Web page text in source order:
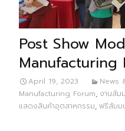
Post Show
Manufacturing
April 19, 2023 News
Manufacturing Forum, งานสัม
แสดงสินค้าอุตสาหกรรม, ฟรีสัมม